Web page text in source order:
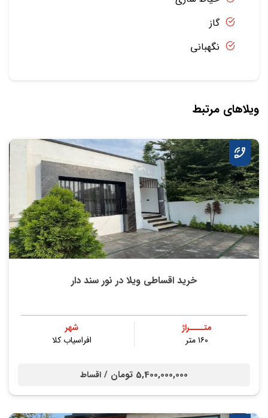
گاز
نگهبانی
ویلاهای مرتبط
خرید اقساطی ویلا در نور سند دار
متــــراژ
۱۶۰ متر
شهر
افراسیاب کلا
5,400,000,000 تومان / اقساط